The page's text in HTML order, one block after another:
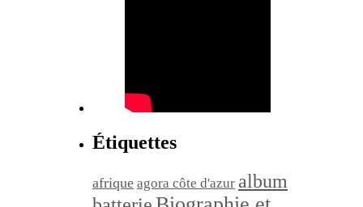
Étiquettes
afrique agora côte d'azur album